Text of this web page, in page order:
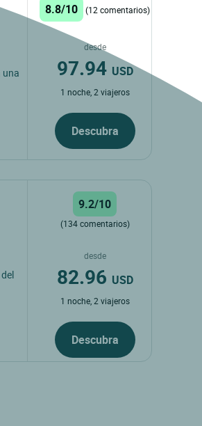
una
8.8/10 (12 comentarios)
desde
97.94 USD
1 noche, 2 viajeros
Descubra
9.2/10
(134 comentarios)
desde
82.96 USD
1 noche, 2 viajeros
Descubra